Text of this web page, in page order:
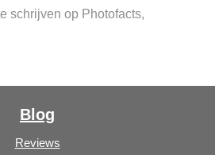
schrijven op Photofacts,
Blog
Reviews